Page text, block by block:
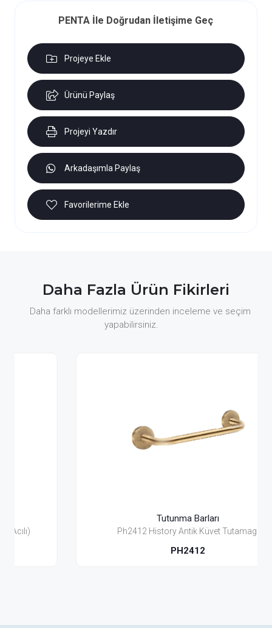
PENTA İle Doğrudan İletişime Geç
Projeye Ekle
Ürünü Paylaş
Projeyi Yazdır
Arkadaşımla Paylaş
Favorilerime Ekle
Daha Fazla Ürün Fikirleri
Daha farklı modellerimiz üzerinden inceleme ve seçim
yapabilirsiniz.
Tutunma Barları
Ph2412 History Antik Küvet Tutamagı